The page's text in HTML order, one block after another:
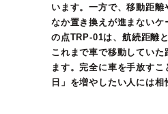
います。一方で、移動距
なか置き換えが進まない
の点TRP-01は、航続距離
これまで車で移動していた
ます。完全に車を手放す
日」を増やしたい人には相